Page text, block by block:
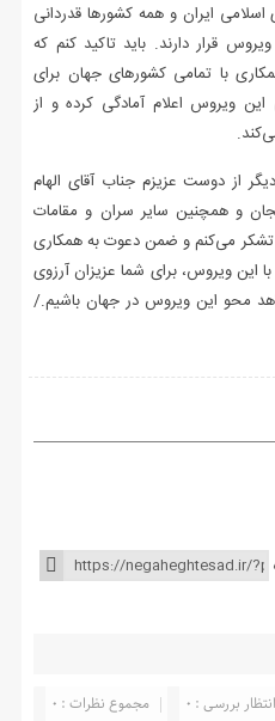
ایران و همه کشورها قدردانی
قرار دارند. باید تاکید کنم که
با تمامی کشورهای جهان برای
ویروس اعلام آمادگی کرده و از
از دوست عزیزم جناب آقای الهام
و همچنین سایر سران و مقامات
تشکر می‌کنم و ضمن دعوت به همکاری
این ویروس، برای شما عزیزان آرزوی
محو این ویروس در جهان باشیم./
مجموع نظرات : 0
بررسی : 0